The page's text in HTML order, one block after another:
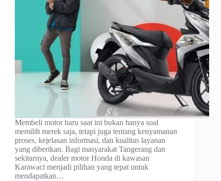
Membeli motor baru saat ini bukan hanya soal
memilih merek saja, tetapi juga tentang kenyamanan
proses, kejelasan informasi, dan kualitas layanan
yang diberikan. Bagi masyarakat Tangerang dan
sekitarnya, dealer motor Honda di kawasan
Karawaci menjadi pilihan yang tepat untuk
mendapatkan…